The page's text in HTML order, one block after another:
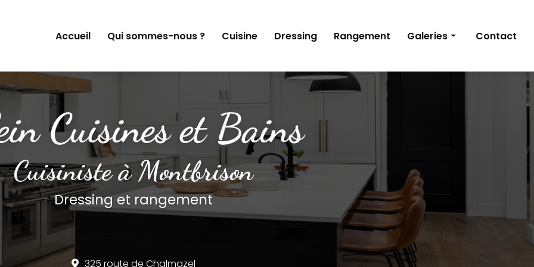
Accueil Qui sommes-nous ? Cuisine Dressing Rangement Galeries Contact
Cuisiniste à Montbrison
Dressing et rangement
325 route de Chalmazel